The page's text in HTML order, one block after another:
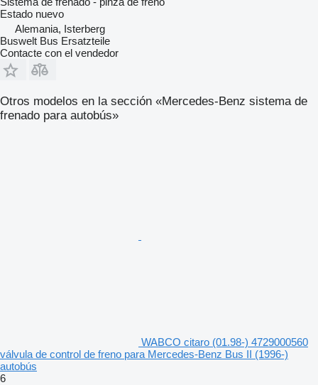
Estado nuevo
Alemania, Isterberg
Buswelt Bus Ersatzteile
Contacte con el vendedor
Otros modelos en la sección «Mercedes-Benz sistema de
frenado para autobús»
WABCO citaro (01.98-) 4729000560
válvula de control de freno para Mercedes-Benz Bus II (1996-)
autobús
6